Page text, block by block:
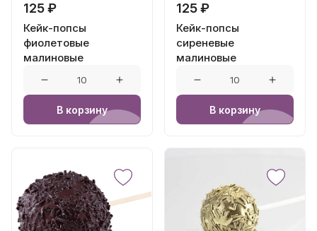
125 ₽
Кейк-попсы
фиолетовые
малиновые
В корзину
125 ₽
Кейк-попсы
сиреневые
малиновые
В корзину